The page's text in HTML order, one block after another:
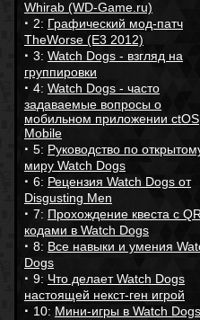
Whirab (WD-Game.ru)
· 2: Графический мод-патч
TheWorse (E3 2012)
· 3: Watch Dogs - взгляд на
группировки
· 4: Watch Dogs - часто
задаваемые вопросы о
мобильном приложении ctOS
Mobile
· 5: Руководство по
миру Watch Dogs
· 6: Рецензия Watch Dogs от
Disgusting Men
· 7: Прохождение квеста с
кодами в Watch Dogs
· 8: Все навыки и умения
Dogs
· 9: Что делает Watch Dogs
настоящей некст-ген игрой
· 10: Мини-игры в Watch Dogs